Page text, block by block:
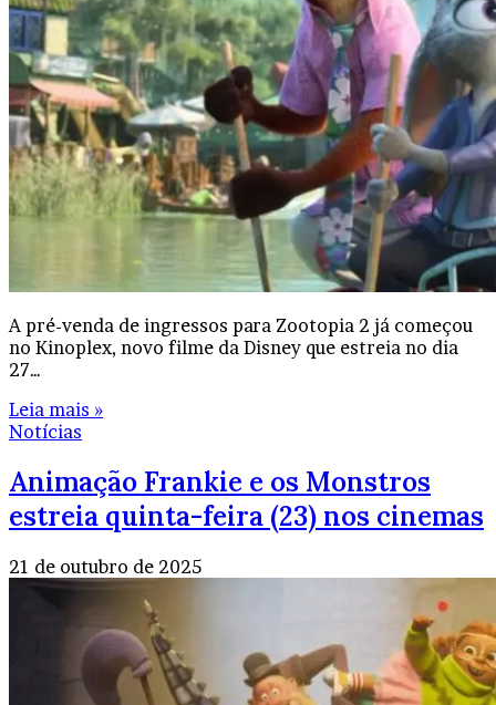
A pré-venda de ingressos para Zootopia 2 já começou
no Kinoplex, novo filme da Disney que estreia no dia
27…
Leia mais »
Notícias
Animação Frankie e os Monstros
estreia quinta-feira (23) nos cinemas
21 de outubro de 2025